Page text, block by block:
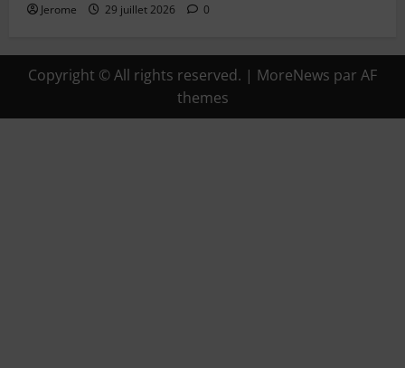
Jerome 29 juillet 2026 0
Copyright © All rights reserved. | MoreNews par AF
themes